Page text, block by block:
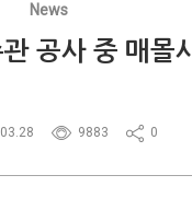
News
공사 중 매몰
9883 0